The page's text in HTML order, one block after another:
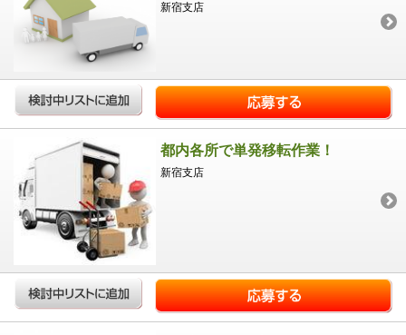
新宿支店
都内各所で単発移転作業！
新宿支店